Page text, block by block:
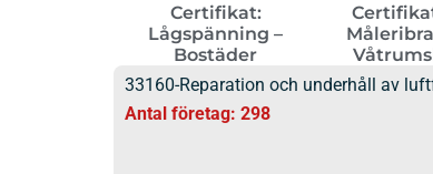
Certifikat:
Lågspänning –
Bostäder
33160-Reparation och underhåll av
Antal företag: 298